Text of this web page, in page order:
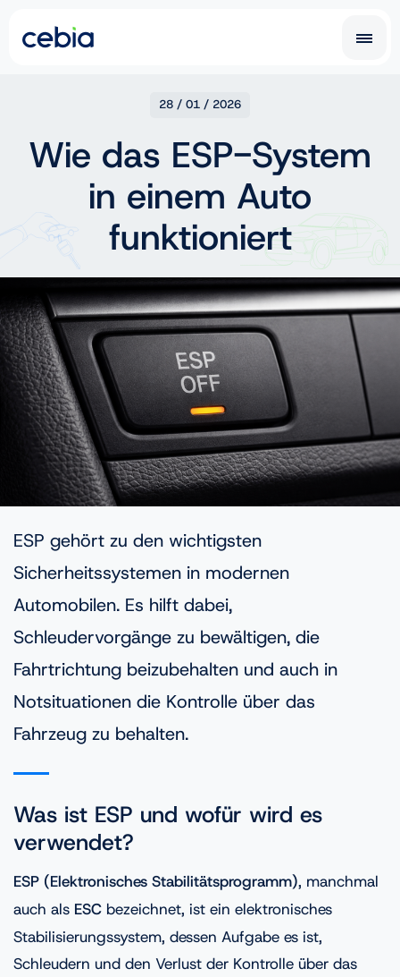
CZ
EN DE
UA
IT FR
PL
28 / 01 / 2026
Wie das ESP-System
in einem Auto
funktioniert
ESP gehört zu den wichtigsten
Sicherheitssystemen in modernen
Automobilen. Es hilft dabei,
Schleudervorgänge zu bewältigen, die
Fahrtrichtung beizubehalten und auch in
Notsituationen die Kontrolle über das
Fahrzeug zu behalten.
Was ist ESP und wofür wird es
verwendet?
ESP (Elektronisches Stabilitätsprogramm), manchmal
auch als ESC bezeichnet, ist ein elektronisches
Stabilisierungssystem, dessen Aufgabe es ist,
Schleudern und den Verlust der Kontrolle über das